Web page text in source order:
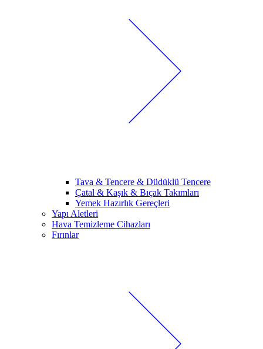
Tava & Tencere & Düdüklü Tencere
Çatal & Kaşık & Bıçak Takımları
Yemek Hazırlık Gereçleri
Yapı Aletleri
Hava Temizleme Cihazları
Fırınlar